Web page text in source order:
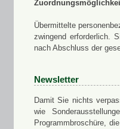
Übermittelte
zwingend erforderlich.
nach Abschluss der
Newsletter
Damit Sie nichts
wie
Programmbroschüre,